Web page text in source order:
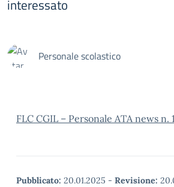
interessato
Personale scolastico
FLC CGIL – Personale ATA news n.
Pubblicato: 20.01.2025 - Revisione: